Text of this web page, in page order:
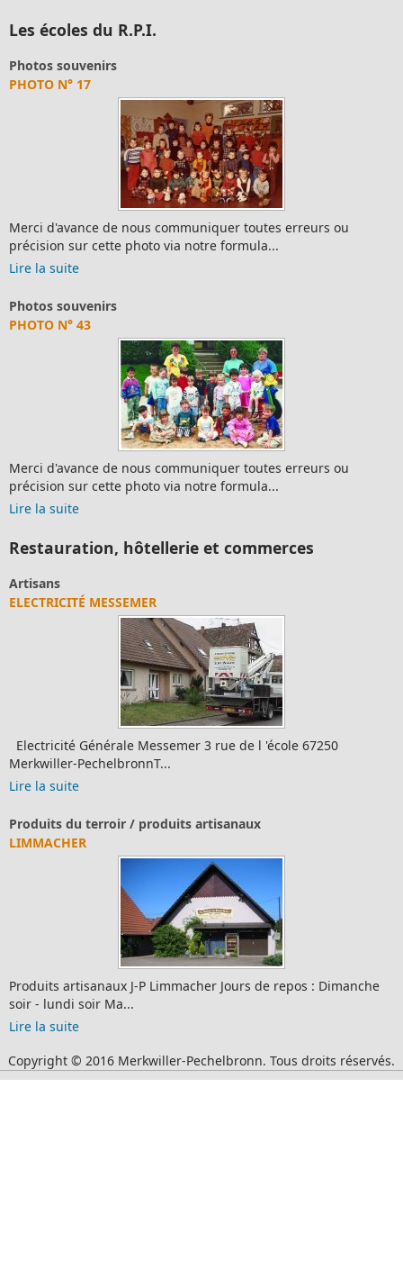
Les écoles du R.P.I.
Photos souvenirs
PHOTO N° 17
Merci d'avance de nous communiquer toutes erreurs ou
précision sur cette photo via notre formula...
Lire la suite
Photos souvenirs
PHOTO N° 43
Merci d'avance de nous communiquer toutes erreurs ou
précision sur cette photo via notre formula...
Lire la suite
Restauration, hôtellerie et commerces
Artisans
ELECTRICITÉ MESSEMER
Electricité Générale Messemer 3 rue de l 'école 67250
Merkwiller-PechelbronnT...
Lire la suite
Produits du terroir / produits artisanaux
LIMMACHER
Produits artisanaux J-P Limmacher Jours de repos : Dimanche
soir - lundi soir Ma...
Lire la suite
Copyright © 2016 Merkwiller-Pechelbronn. Tous droits réservés.